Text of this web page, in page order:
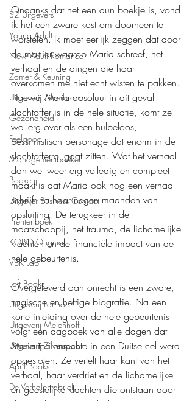
S2 Uitgevers
Young Adult
New Adult Romance
Zomer & Keuning
Uitgeverij Zilverbron
Gezondheid
Feelgood
Managementboeken
Boekerij
Uitgever Business Contact
Prentenboek
KOBO Originals
VBK Lab
Loft Books
Uitgeverij Lannoo
Uitgeverij Melenhoff
Uitgeverij Zilverspoor
April Books
De Verhalenfabriek
Ondanks dat het een dun boekje is, vond
ik het een zware kost om doorheen te
worstelen. Ik moet eerlijk zeggen dat door
de manier waarop Maria schreef, het
verhaal en de dingen die haar
overkomen me niet echt wisten te pakken.
Hoewel Maria absoluut in dit geval
slachtoffer is in de hele situatie, komt ze
wel erg over als een hulpeloos,
pessimistisch personage dat enorm in de
slachtofferrol gaat zitten. Wat het verhaal
dan wel weer erg volledig en compleet
maakt is dat Maria ook nog een verhaal
schrijft na haar negen maanden van
opsluiting. De terugkeer in de
maatschappij, het trauma, de lichamelijke
klachten en de financiële impact van de
hele gebeurtenis.
Overgeleverd aan onrecht is een zware,
tragische en heftige biografie. Na een
korte inleiding over de hele gebeurtenis
volgt een dagboek van alle dagen dat
Maria ten onrechte in een Duitse cel werd
opgesloten. Ze vertelt haar kant van het
verhaal, haar verdriet en de lichamelijke
en geestelijke klachten die ontstaan door